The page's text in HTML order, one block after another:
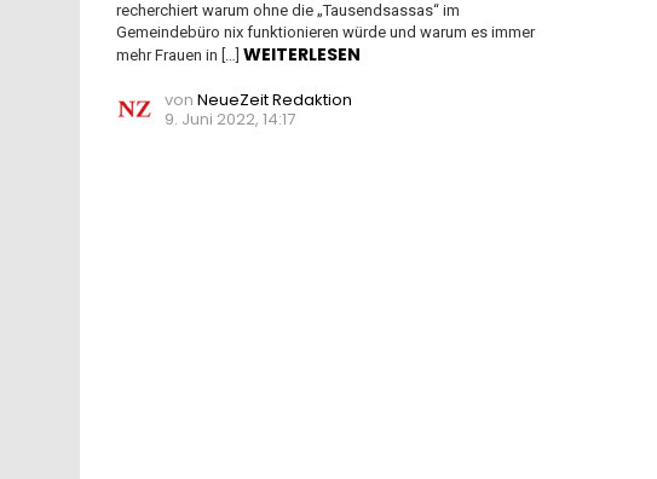
recherchiert warum ohne die „Tausendsassas“ im
Gemeindebüro nix funktionieren würde und warum es immer
mehr Frauen in […] WEITERLESEN
von NeueZeit Redaktion
9. Juni 2022, 14:17